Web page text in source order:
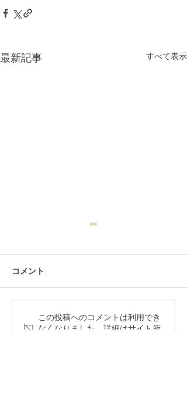
最新記事 すべて表示
てげてげMAP2026完成！
コメント
この投稿へのコメントは利用でき
なくなりました。詳細はサイト所